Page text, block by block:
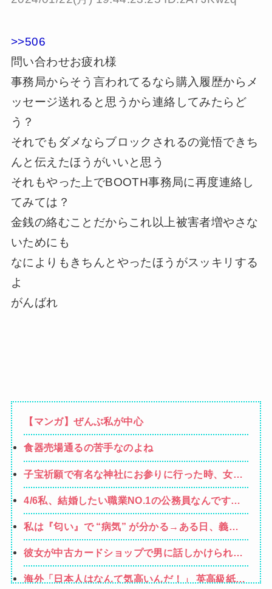
>>506
問い合わせお疲れ様
事務局からそう言われてるなら購入履歴からメ
ッセージ送れると思うから連絡してみたらど
う？
それでもダメならブロックされるの覚悟できち
んと伝えたほうがいいと思う
それもやった上でBOOTH事務局に再度連絡し
てみては？
金銭の絡むことだからこれ以上被害者増やさな
いためにも
なによりもきちんとやったほうがスッキリする
よ
がんばれ
【マンガ】ぜんぶ私が中心
食器売場通るの苦手なのよね
子宝祈願で有名な神社にお参りに行った時、女の
子が生まれるという赤い石を持ち帰ったら男の子
を出産。しばらくしてお礼も兼ねて石を返しに行
こうと思って石を見ると…
4/6私、結婚したい職業NO.1の公務員なんですけ
ど、嫁が子供連れて家出した。全く理由は思いつ
かないけど強いてあげるとすれば母のせいかもし
れない。嫁のせいでアトピー悪化しそう→
私は『匂い』で “病気” が分かる→ある日、義弟
嫁の子供から「ガンの匂い」がし始めたので、夫
経由で「ガンではないか」と伝えたら怒って絶
縁、その結果・・・
彼女が中古カードショップで男に話しかけられ
た。いきなり彼女の持ち歩いてたカードを品定め
しだしたらしく…
海外「日本人はなんて気高いんだ！」 英高級紙も